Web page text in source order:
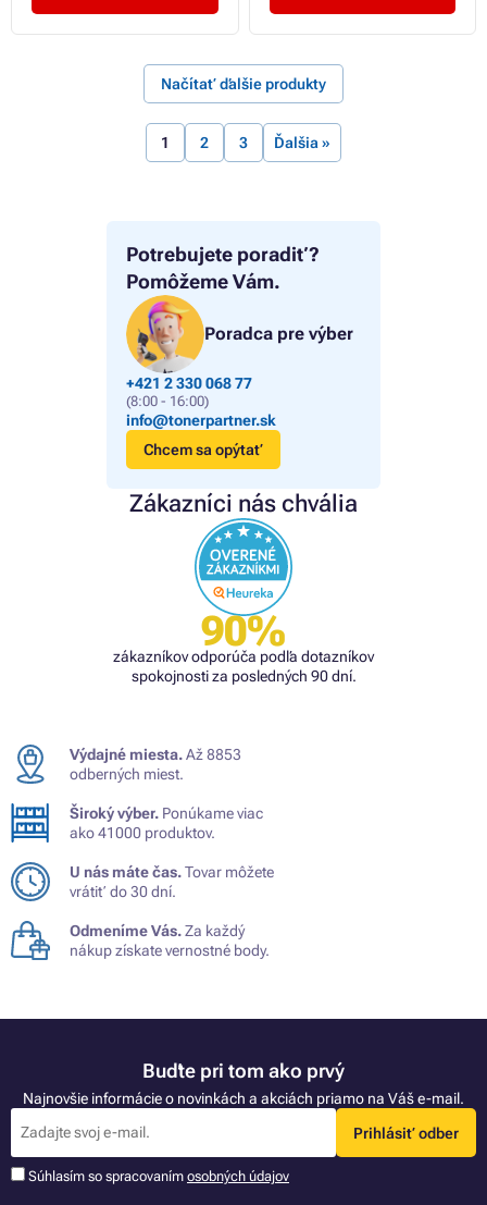
Potrebujete poradiť?
Pomôžeme Vám.
Poradca pre výber
+421 2 330 068 77
(8:00 - 16:00)
info@tonerpartner.sk
Chcem sa opýtať
Zákazníci nás chvália
90%
zákazníkov odporúča podľa dotazníkov
spokojnosti za posledných 90 dní.
Načítať ďalšie produkty
1 2 3 Ďalšia »
Výdajné miesta.Až 8853
odberných miest.
Široký výber. Ponúkame viac
ako 41000 produktov.
U nás máte čas.Tovar môžete
vrátiť do 30 dní.
Odmeníme Vás.Za každý
nákup získate vernostné body.
Buďte pri tom ako prvý
Najnovšie informácie o novinkách a akciách priamo na Váš e-mail.
Prihlásiť odber
Súhlasím so spracovaním osobných údajov